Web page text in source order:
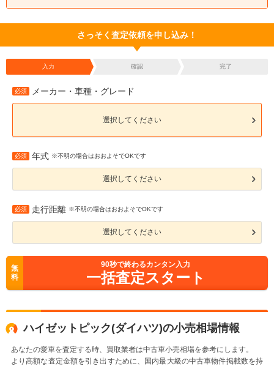
さっそく査定依頼を申し込み！
入力 確認 完了
必須 メーカー・車種・グレード
選択してください
必須 年式 ※不明の場合はおおよそでOKです
選択してください
必須 走行距離 ※不明の場合はおおよそでOKです
選択してください
無
料
90秒で終わるカンタン入力
一括査定スタート
ハイゼットピック(ダイハツ)の小売相場情報
あなたの愛車を査定する時、買取業者は中古車小売相場を参考にします。
より高額な査定金額を引き出すために、国内最大級の中古車物件掲載数を持